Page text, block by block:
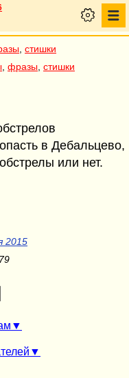
стишки
фразы стишки
в Дебальцево,
или нет.
2015